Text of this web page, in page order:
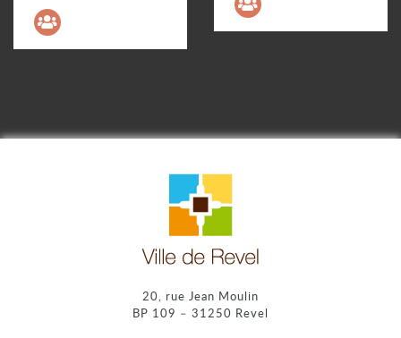
20, rue Jean Moulin
BP 109 – 31250 Revel